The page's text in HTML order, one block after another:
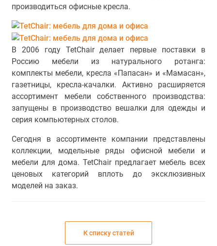
производиться офисные кресла.
В 2006 году TetChair делает первые поставки в
Россию мебели из натурального ротанга:
комплекты мебели, кресла «Папасан» и «Мамасан»,
газетницы, кресла-качалки. Активно расширяется
ассортимент мебели собственного производства:
запущены в производство вешалки для одежды и
серия компьютерных столов.
Сегодня в ассортименте компании представлены
коллекции, модельные ряды офисной мебели и
мебели для дома. TetChair предлагает мебель всех
ценовых категорий вплоть до эксклюзивных
моделей на заказ.
К списку статей